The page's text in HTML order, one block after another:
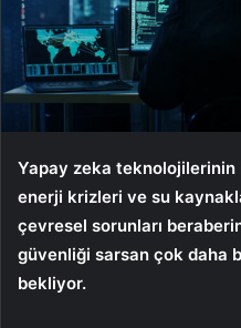
Yapay zeka teknolojilerinin
enerji krizleri ve su
çevresel sorunları
güvenliği sarsan çok daha
bekliyor.